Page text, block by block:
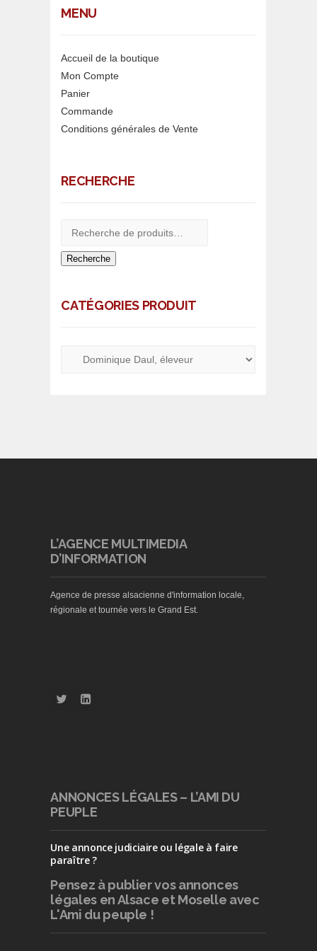
MENU
Accueil de la boutique
Mon Compte
Panier
Commande
Conditions générales de Vente
RECHERCHE
Recherche
CATÉGORIES PRODUIT
L’AGENCE MULTIMEDIA
D’INFORMATION
Agence de presse alsacienne d'information locale,
régionale et tournée vers le Grand Est.
ANNONCES LÉGALES – L’AMI DU
PEUPLE
Une annonce judiciaire ou légale à faire
paraître ?
Pensez à publiervos annonces
légales en Alsace et Moselle avec
L'Ami du peuple !